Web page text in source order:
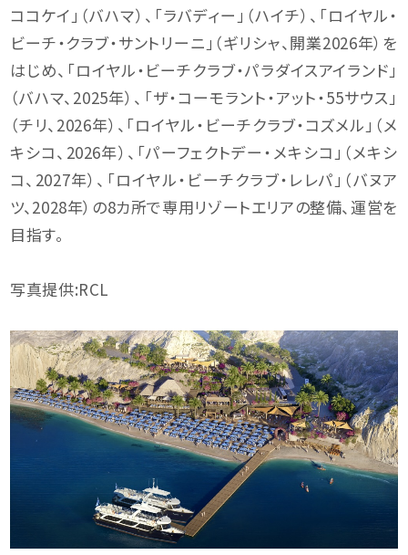
ココケイ」（バハマ）、「ラバディー」（ハイチ）、「ロイヤル・
ビーチ・クラブ・サントリーニ」（ギリシャ、開業2026年）を
はじめ、「ロイヤル・ビーチクラブ・パラダイスアイランド」
（バハマ、2025年）、「ザ・コーモラント・アット・55サウス」
（チリ、2026年）、「ロイヤル・ビーチクラブ・コズメル」（メ
キシコ、2026年）、「パーフェクトデー・メキシコ」（メキシ
コ、2027年）、「ロイヤル・ビーチクラブ・レレパ」（バヌア
ツ、2028年）の8カ所で専用リゾートエリアの整備、運営を
目指す。
写真提供:RCL